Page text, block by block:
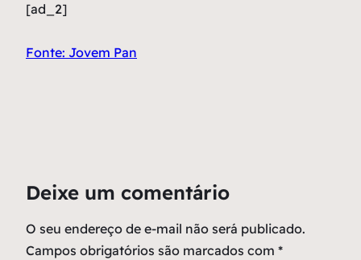
[ad_2]
Fonte: Jovem Pan
Deixe um comentário
O seu endereço de e-mail não será publicado.
Campos obrigatórios são marcados com *